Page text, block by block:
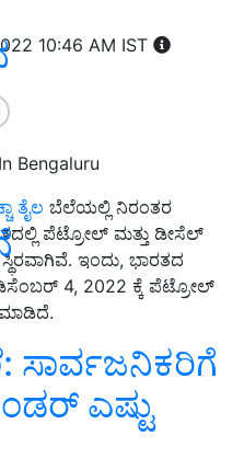
10:46 AM IST
Bengaluru
ತೈಲ ಬೆಲೆಯಲ್ಲಿ ನಿರಂತರ
ಪೆಟ್ರೋಲ್ ಮತ್ತು ಡೀಸೆಲ್
ಇಂದು, ಭಾರತದ
ಡಿಸೆಂಬರ್ 4, 2022 ಕ್ಕೆ ಪೆಟ್ರೋಲ್
ಮಾಡಿದೆ.
ಸಾರ್ವಜನಿಕರಿಗೆ
ಎಷ್ಟು